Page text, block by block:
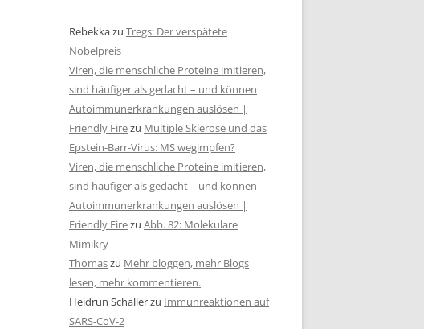
Rebekkazu Tregs: Der verspätete
Nobelpreis
Viren, die menschliche Proteine imitieren,
sind häufiger als gedacht – und können
Autoimmunerkrankungen auslösen |
Friendly Firezu Multiple Sklerose und das
Epstein-Barr-Virus: MS wegimpfen?
Viren, die menschliche Proteine imitieren,
sind häufiger als gedacht – und können
Autoimmunerkrankungen auslösen |
Friendly Firezu Abb. 82: Molekulare
Mimikry
Thomaszu Mehr bloggen, mehr Blogs
lesen, mehr kommentieren.
Heidrun Schallerzu Immunreaktionen auf
SARS-CoV-2